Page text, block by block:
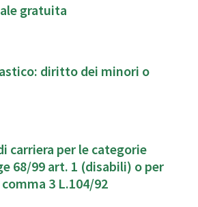
gratuita
diritto dei minori o
carriera per le categorie
68/99 art. 1 (disabili) o per
3 L.104/92